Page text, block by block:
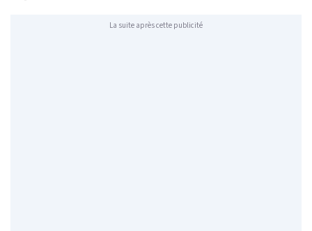
La suite après cette publicité